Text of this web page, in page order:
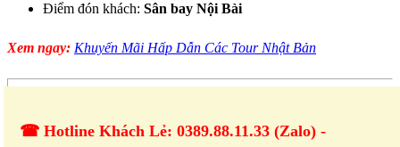
Điểm đón khách: Sân bay Nội Bài
Xem ngay: Khuyến Mãi Hấp Dẫn Các Tour Nhật Bản
☎ Hotline Khách Lẻ: 0389.88.11.33 (Zalo) -